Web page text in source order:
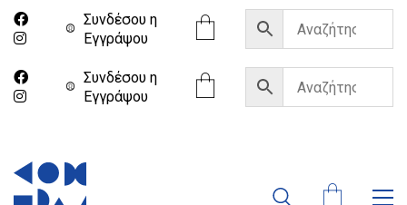
Συνδέσου η
Eγγράψου
Συνδέσου η
Eγγράψου